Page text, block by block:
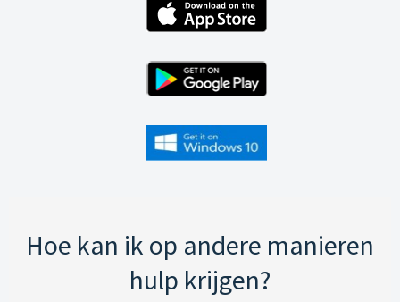
Hoe kan ik op andere manieren
hulp krijgen?